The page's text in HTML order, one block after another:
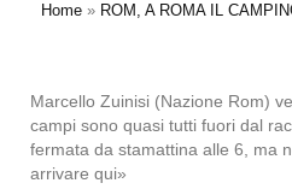
Home » ROM, A ROMA IL
Marcello Zuinisi (Nazione Rom)
campi sono quasi tutti fuori dal
fermata da stamattina alle 6, ma
arrivare qui»